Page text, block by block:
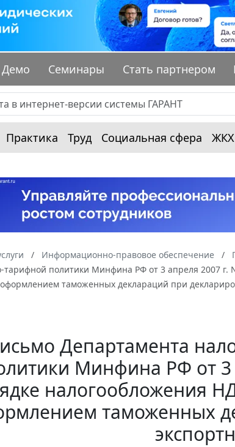
Демо Семинары Стать партнером
Практика Труд Социальная сфера ЖКХ
Информационно-правовое обеспечение
политики Минфина РФ от 3 апреля 2007 г.
таможенных деклараций при
Департамента
Минфина РФ от 3
налогообложения
таможенных